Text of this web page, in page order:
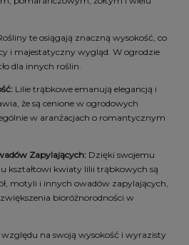
te osiągają znaczną wysokość, co
i majestatyczny wygląd. W ogrodzie
dla innych roślin.
Lilie trąbkowe emanują elegancją i
że są cenione w ogrodowych
w aranżacjach o romantycznym
Zapylających: Dzięki swojemu
kształtowi kwiaty lilii trąbkowych są
motyli i innych owadów zapylających,
bioróżnorodności w
względu na swoją wysokość i wyrazisty